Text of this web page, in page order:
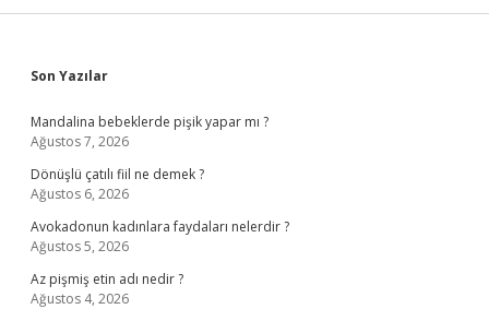
Sidebar
Son Yazılar
Mandalina bebeklerde pişik yapar mı ?
Ağustos 7, 2026
Dönüşlü çatılı fiil ne demek ?
Ağustos 6, 2026
Avokadonun kadınlara faydaları nelerdir ?
Ağustos 5, 2026
Az pişmiş etin adı nedir ?
Ağustos 4, 2026